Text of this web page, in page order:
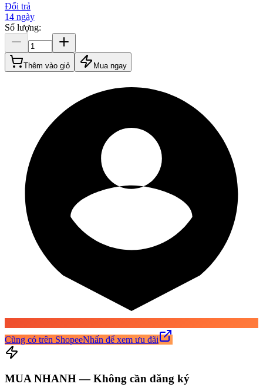
Đổi trả
14 ngày
Số lượng:
Thêm vào giỏ Mua ngay
Cũng có trên ShopeeNhấn để xem ưu đãi
MUA NHANH — Không cần đăng ký